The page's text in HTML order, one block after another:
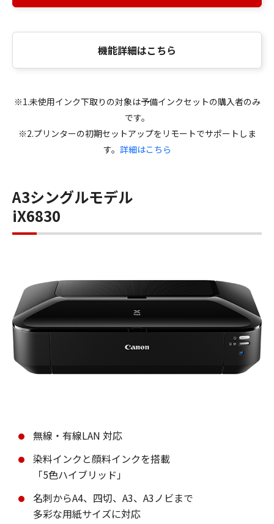
機能詳細はこちら
※1.未使用インク下取りの対象は予備インクセットの購入者のみ
です。
※2.プリンターの初期セットアップをリモートでサポートしま
す。 詳細はこちら
A3シングルモデル
iX6830
無線・有線LAN 対応
染料インクと顔料インクを搭載
「5色ハイブリッド」
名刺からA4、四切、A3、A3ノビまで
多彩な用紙サイズに対応